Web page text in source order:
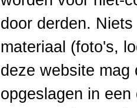
door derden.
materiaal (foto's,
deze website mag
opgeslagen in